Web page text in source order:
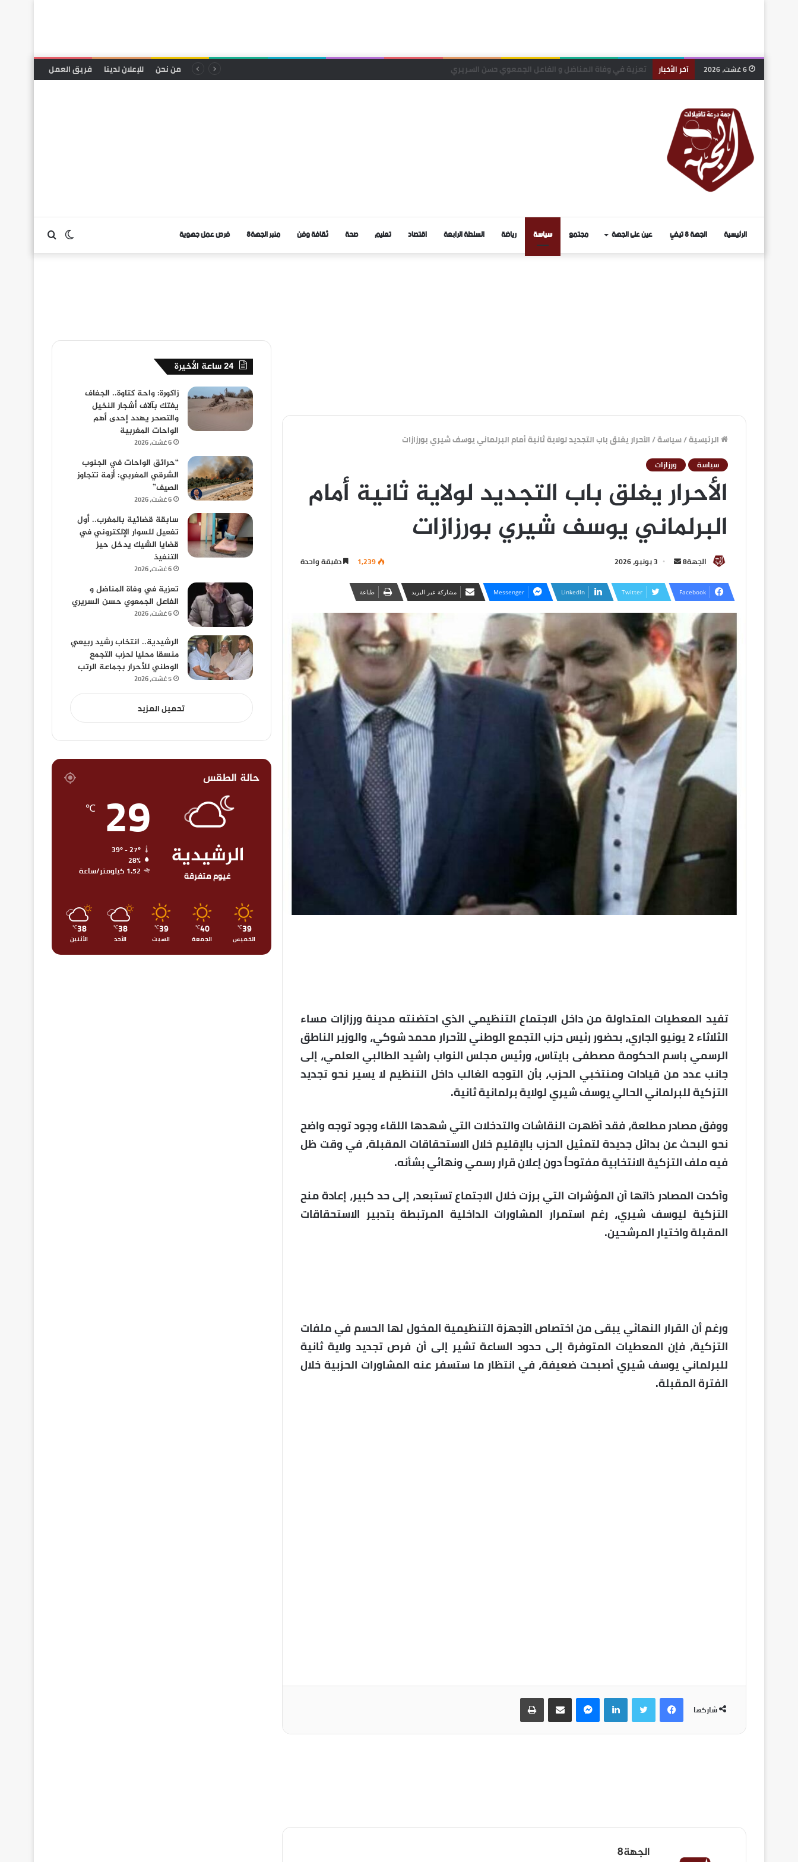
آخر الأخبار الرشيدية.. انتخاب رشيد ربيعي منسقا محليا لحزب التجمع الوطني للأحرار بجماعة الرتب من نحن للإعلان لدينا فريق العمل
الرئيسية الجهة 8 تيفي عين على الجهة مجتمع سياسة رياضة السلطة الرابعة اقتصاد تعليم صحة ثقافة وفن منبر الجهة8 فرص عمل جهوية
الرئيسية/سياسة/الأحرار يغلق باب التجديد لولاية ثانية أمام البرلماني يوسف شيري بورزازات
سياسة ورزازات
الأحرار يغلق باب التجديد لولاية ثانية أمام
البرلماني يوسف شيري بورزازات
الجهة8 3 يونيو، 2026 1,239 دقيقة واحدة
Facebook
Twitter
LinkedIn
Messenger مشاركة عبر البريد طباعة
تفيد المعطيات المتداولة من داخل الاجتماع التنظيمي الذي احتضنته مدينة ورزازات مساء
الثلاثاء 2 يونيو الجاري، بحضور رئيس حزب التجمع الوطني للأحرار محمد شوكي، والوزير الناطق
الرسمي باسم الحكومة مصطفى بايتاس، ورئيس مجلس النواب راشيد الطالبي العلمي، إلى
جانب عدد من قيادات ومنتخبي الحزب، بأن التوجه الغالب داخل التنظيم لا يسير نحو تجديد
التزكية للبرلماني الحالي يوسف شيري لولاية برلمانية ثانية.
ووفق مصادر مطلعة، فقد أظهرت النقاشات والتدخلات التي شهدها اللقاء وجود توجه واضح
نحو البحث عن بدائل جديدة لتمثيل الحزب بالإقليم خلال الاستحقاقات المقبلة، في وقت ظل
فيه ملف التزكية الانتخابية مفتوحاً دون إعلان قرار رسمي ونهائي بشأنه.
وأكدت المصادر ذاتها أن المؤشرات التي برزت خلال الاجتماع تستبعد، إلى حد كبير، إعادة منح
التزكية ليوسف شيري، رغم استمرار المشاورات الداخلية المرتبطة بتدبير الاستحقاقات
المقبلة واختيار المرشحين.
ورغم أن القرار النهائي يبقى من اختصاص الأجهزة التنظيمية المخول لها الحسم في ملفات
التزكية، فإن المعطيات المتوفرة إلى حدود الساعة تشير إلى أن فرص تجديد ولاية ثانية
للبرلماني يوسف شيري أصبحت ضعيفة، في انتظار ما ستسفر عنه المشاورات الحزبية خلال
الفترة المقبلة.
شاركها
الجهة8
24 ساعة الأخيرة
زاكورة: واحة كتاوة.. الجفاف
يفتك بآلاف أشجار النخيل
والتصحر يهدد إحدى أهم
الواحات المغربية
6 غشت، 2026
“حرائق الواحات في الجنوب
الشرقي المغربي: أزمة تتجاوز
الصيف”
6 غشت، 2026
سابقة قضائية بالمغرب.. أول
تفعيل للسوار الإلكتروني في
قضايا الشيك يدخل حيز
التنفيذ
6 غشت، 2026
تعزية في وفاة المناضل و
الفاعل الجمعوي حسن السريري
6 غشت، 2026
الرشيدية.. انتخاب رشيد ربيعي
منسقا محليا لحزب التجمع
الوطني للأحرار بجماعة الرتب
5 غشت، 2026
تحميل المزيد
حالة الطقس
الرشيدية
غيوم متفرقة
29
℃
39º - 27º
28%
1.52 كيلومتر/ساعة
39
℃
الخميس
40
℃
الجمعة
39
℃
السبت
38
℃
الأحد
38
℃
الأثنين